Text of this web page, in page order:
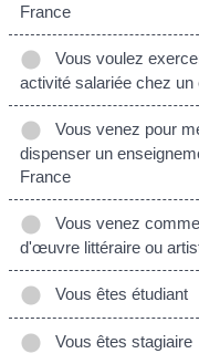
France
Vous voulez
activité salariée chez
Vous venez pour
dispenser un
France
Vous venez
d'œuvre littéraire ou
Vous êtes étudiant
Vous êtes stagiaire